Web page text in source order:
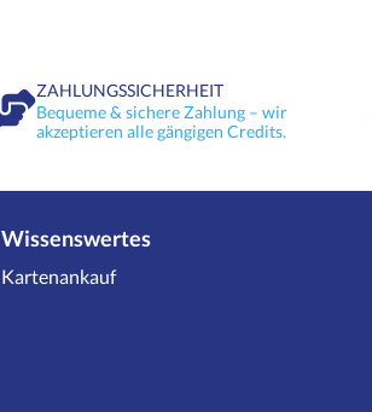
ZAHLUNGSSICHERHEIT
Bequeme & sichere Zahlung – wir
akzeptieren alle gängigen Credits.
Wissenswertes
Kartenankauf